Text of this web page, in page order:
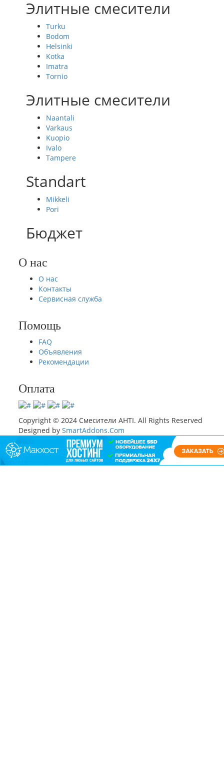
Элитные смесители
Turku
Bodom
Helsinki
Kotka
Imatra
Tornio
Элитные смесители
Naantali
Varkaus
Kuopio
Ivalo
Tampere
Standart
Mikkeli
Pori
Бюджет
О нас
О нас
Контакты
Сервисная служба
Помощь
FAQ
Объявления
Рекомендации
Оплата
Copyright © 2024 Смесители AHTI. All Rights Reserved
Designed bySmartAddons.Com